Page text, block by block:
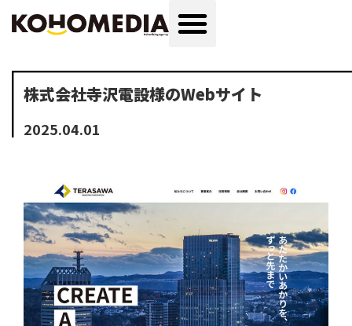
株式会社寺沢電設様のWebサイト
2025.04.01